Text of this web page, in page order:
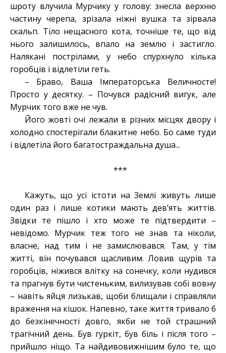
шроту влучила Мурчику у голову: знесла верхню
частину черепа, зрізала ніжні вушка та зірвала
скальп. Тіло нещасного кота, точніше те, що від
нього залишилось, впало на землю і застигло.
Налякані пострілами, у небо спурхнуло кілька
горобців і відлетіли геть.
– Браво, Ваша Імператорська Величносте!
Просто у десятку. – Почувся радісний вигук, але
Мурчик того вже не чув.
Його жовті очі лежали в різних місцях двору і
холодно спостерігали блакитне небо. Бо саме туди
і відлетіла його багатостраждальна душа...
***
Кажуть, що усі істоти на Землі живуть лише
один раз і лише котики мають дев’ять життів.
Звідки те пішло і хто може те підтвердити –
невідомо. Мурчик теж того не знав та ніколи,
власне, над тим і не замислювався. Там, у тім
житті, він почувався щасливим. Ловив щурів та
горобців, ніжився влітку на сонечку, коли нудився
та прагнув бути чистеньким, вилизував собі вовну
– навіть яйця лизькав, щоби блищали і справляли
враження на кішок. Напевно, таке життя тривало б
до безкінечності довго, якби не той страшний
трагічний день. Був гуркіт, був біль і після того –
прийшло ніщо. Та найдивовижнішим було те, що